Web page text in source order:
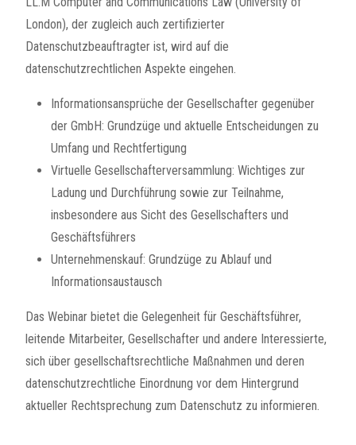
London), der zugleich auch zertifizierter
Datenschutzbeauftragter ist, wird auf die
datenschutzrechtlichen Aspekte eingehen.
Informationsansprüche der Gesellschafter gegenüber
der GmbH: Grundzüge und aktuelle Entscheidungen zu
Umfang und Rechtfertigung
Virtuelle Gesellschafterversammlung: Wichtiges zur
Ladung und Durchführung sowie zur Teilnahme,
insbesondere aus Sicht des Gesellschafters und
Geschäftsführers
Unternehmenskauf: Grundzüge zu Ablauf und
Informationsaustausch
Das Webinar bietet die Gelegenheit für Geschäftsführer,
leitende Mitarbeiter, Gesellschafter und andere Interessierte,
sich über gesellschaftsrechtliche Maßnahmen und deren
datenschutzrechtliche Einordnung vor dem Hintergrund
aktueller Rechtsprechung zum Datenschutz zu informieren.